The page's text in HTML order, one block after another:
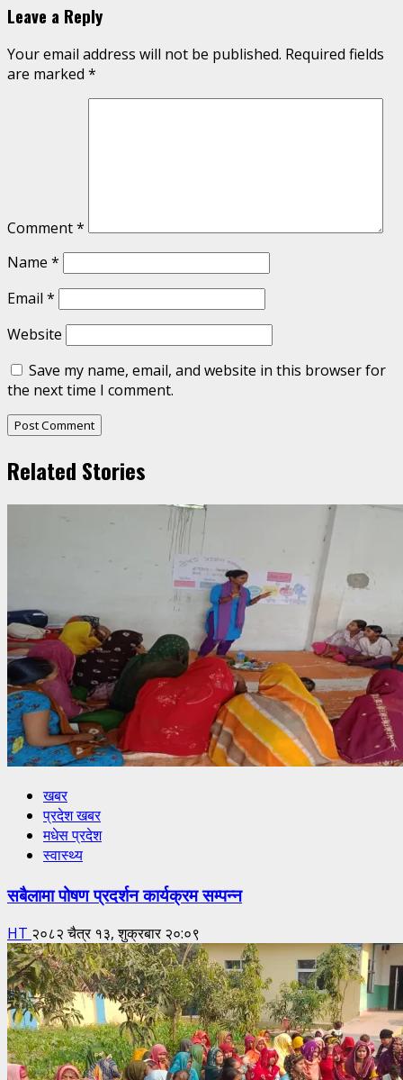
Leave a Reply
Your email address will not be published. Required fields
are marked *
Comment*
Name *
Email *
Website
Save my name, email, and website in this browser for
the next time I comment.
Related Stories
खबर
प्रदेश खबर
मधेस प्रदेश
स्वास्थ्य
सबैलामा पोषण प्रदर्शन कार्यक्रम सम्पन्न
HT २०८२ चैत्र १३, शुक्रबार २०:०९